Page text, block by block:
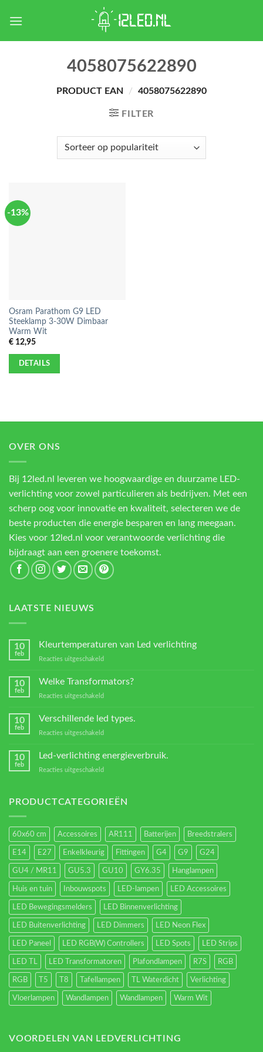
4058075622890
PRODUCT EAN / 4058075622890
FILTER
-13%
Osram Parathom G9 LED
Steeklamp 3-30W Dimbaar
Warm Wit
€12,95
DETAILS
OVER ONS
Bij 12led.nl leveren we hoogwaardige en duurzame LED-
verlichting voor zowel particulieren als bedrijven. Met een
scherp oog voor innovatie en kwaliteit, selecteren we de
beste producten die energie besparen en lang meegaan.
Kies voor 12led.nl voor verantwoorde verlichting die
bijdraagt aan een groenere toekomst.
LAATSTE NIEUWS
10
feb
Kleurtemperaturen van Led verlichting
Reacties uitgeschakeld
verlichting
10
feb
Welke Transformators?
Reacties uitgeschakeld
Transformators?
10
feb
Verschillende led types.
Reacties uitgeschakeld
10
feb
Led-verlichting energieverbruik.
Reacties uitgeschakeld
energieverbruik.
PRODUCTCATEGORIEËN
60x60 cm Accessoires AR111 Batterijen Breedstralers
E14 E27 Enkelkleurig Fittingen G4 G9 G24
GU4 / MR11 GU5.3 GU10 GY6.35 Hanglampen
Huis en tuin Inbouwspots LED-lampen LED Accessoires
LED Bewegingsmelders LED Binnenverlichting
LED Buitenverlichting LED Dimmers LED Neon Flex
LED Paneel LED RGB(W) Controllers LED Spots LED Strips
LED TL LED Transformatoren Plafondlampen R7S RGB
RGB T5 T8 Tafellampen TL Waterdicht Verlichting
Vloerlampen Wandlampen Wandlampen Warm Wit
VOORDELEN VAN LEDVERLICHTING